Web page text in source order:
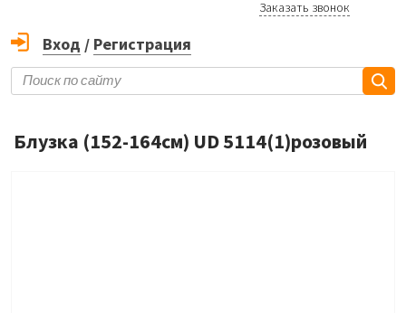
Заказать звонок
Вход / Регистрация
Блузка (152-164см) UD 5114(1)розовый